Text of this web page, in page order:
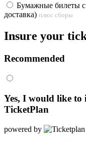
Бумажные билеты с
доставка) плюс сборы
Insure your
Recommended
Yes, I would like to
TicketPlan
powered by